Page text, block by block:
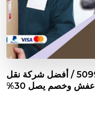
نقل اثاث في العيون / 50993677 / أفضل شركة نقل
عفش وخصم يصل 30%